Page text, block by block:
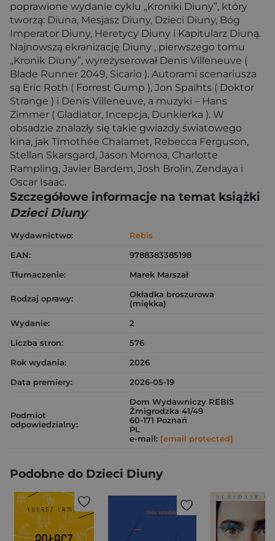
poprawione wydanie cyklu „Kroniki Diuny”, który
tworzą: Diuna, Mesjasz Diuny, Dzieci Diuny, Bóg
Imperator Diuny, Heretycy Diuny i Kapitularz Diuną.
Najnowszą ekranizację Diuny , pierwszego tomu
„Kronik Diuny”, wyreżyserował Denis Villeneuve (
Blade Runner 2049, Sicario ). Autorami scenariusza
są Eric Roth ( Forrest Gump ), Jon Spaihts ( Doktor
Strange ) i Denis Villeneuve, a muzyki – Hans
Zimmer ( Gladiator, Incepcja, Dunkierka ). W
obsadzie znalazły się takie gwiazdy światowego
kina, jak Timothée Chalamet, Rebecca Ferguson,
Stellan Skarsgard, Jason Momoa, Charlotte
Rampling, Javier Bardem, Josh Brolin, Zendaya i
Oscar Isaac.
Szczegółowe informacje na temat książki
Dzieci Diuny
Wydawnictwo:
Rebis
EAN:
9788383385198
Tłumaczenie:
Marek Marszał
Rodzaj oprawy:
Okładka broszurowa
(miękka)
Wydanie:
2
Liczba stron:
576
Rok wydania:
2026
Data premiery:
2026-05-19
Podmiot
odpowiedzialny:
Dom Wydawniczy REBIS
Żmigrodzka 41/49
60-171 Poznań
PL
e-mail: [email protected]
Podobne do Dzieci Diuny